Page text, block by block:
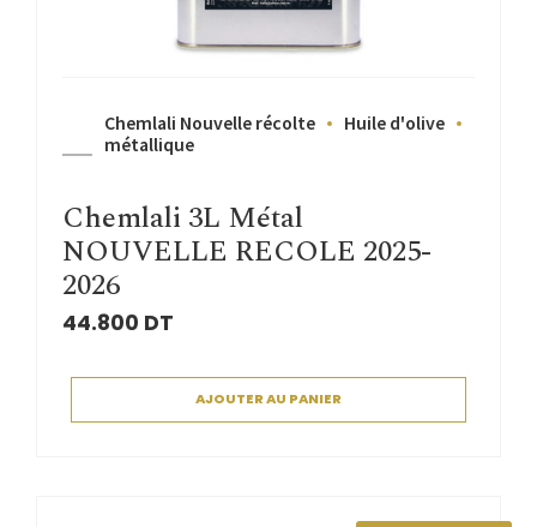
Chemlali Nouvelle récolte
Huile d'olive
métallique
Chemlali 3L Métal
NOUVELLE RECOLE 2025-
2026
44.800 DT
AJOUTER AU PANIER